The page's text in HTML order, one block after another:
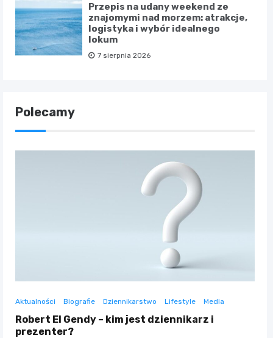
Przepis na udany weekend ze
znajomymi nad morzem: atrakcje,
logistyka i wybór idealnego
lokum
7 sierpnia 2026
Polecamy
Aktualności Biografie Dziennikarstwo Lifestyle Media
Robert El Gendy – kim jest dziennikarz i
prezenter?